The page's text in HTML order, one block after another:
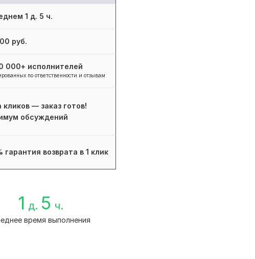
1 д. 5 ч.
руб.
000+ исполнителей
по ответственности и отзывам
кликов — заказ готов!
обсуждений
гарантия возврата в 1 клик
1 д. 5 ч.
время выполнения